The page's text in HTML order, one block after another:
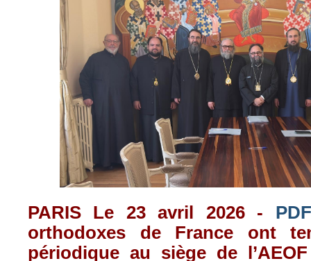
PARIS Le 23 avril 2026 -
orthodoxes de France ont
périodique au siège de